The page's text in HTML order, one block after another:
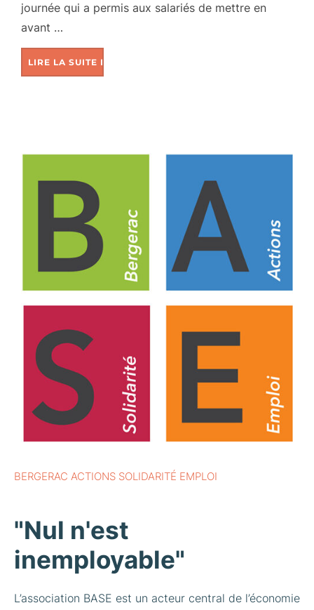
journée qui a permis aux salariés de mettre en
avant …
LIRE LA SUITE DE
BERGERAC ACTIONS SOLIDARITÉ EMPLOI
"Nul n'est
inemployable"
L’association BASE est un acteur central de l’économie